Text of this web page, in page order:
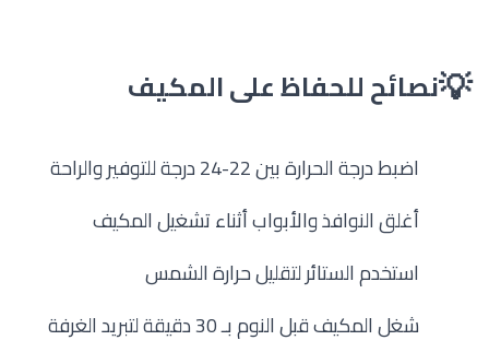
💡نصائح للحفاظ على المكيف
اضبط درجة الحرارة بين 22-24 درجة للتوفير والراحة
أغلق النوافذ والأبواب أثناء تشغيل المكيف
استخدم الستائر لتقليل حرارة الشمس
شغل المكيف قبل النوم بـ 30 دقيقة لتبريد الغرفة